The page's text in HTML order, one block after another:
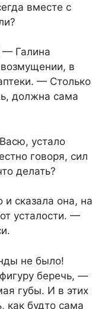
вместе с
— Галина
в
— Столько
должна сама
устало
говоря, сил
делать?
сказала она, на
усталости. —
не было!
беречь, —
губы. И в этих
как будто сама